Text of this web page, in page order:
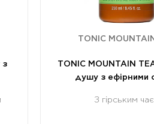
з
TONIC
TONIC MOUNTAIN
душу з ефірними
З гірським